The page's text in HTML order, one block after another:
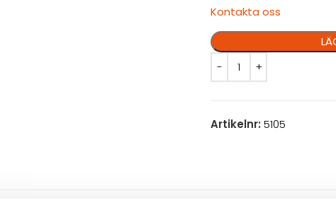
Kontakta oss
Artikelnr: 5105